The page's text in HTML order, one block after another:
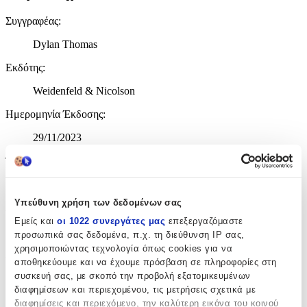
Υπεύθυνη χρήση των δεδομένων σας
Εμείς και οι 1022 συνεργάτες μας επεξεργαζόμαστε
προσωπικά σας δεδομένα, π.χ. τη διεύθυνση IP σας,
χρησιμοποιώντας τεχνολογία όπως cookies για να
αποθηκεύουμε και να έχουμε πρόσβαση σε πληροφορίες στη
συσκευή σας, με σκοπό την προβολή εξατομικευμένων
διαφημίσεων και περιεχομένου, τις μετρήσεις σχετικά με
διαφημίσεις και περιεχόμενο, την καλύτερη εικόνα του κοινού
Συγγραφέας:
Dylan Thomas
Εκδότης:
Weidenfeld & Nicolson
Ημερομηνία Έκδοσης:
29/11/2023
Έτος Έκδοσης
Αριθμός Σελίδων:
128
Διαστάσεις:
1x19.9x13.2
cm